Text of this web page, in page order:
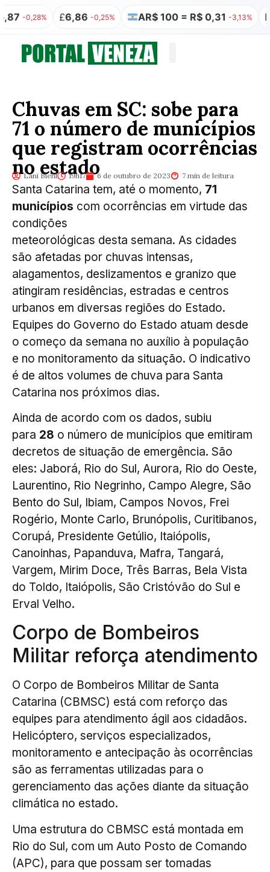
£6,86 -0,25% AR$ 100 = R$ 0,31 -3,13% ₿R$
Chuvas em SC: sobe para
71 o número de municípios
que registram ocorrências
no estado
Lani Biehl 19h17 6 de outubro de 2023 7 min de leitura
Santa Catarina tem, até o momento, 71
municípios com ocorrências em virtude das
condições
meteorológicas desta semana. As cidades
são afetadas por chuvas intensas,
alagamentos, deslizamentos e granizo que
atingiram residências, estradas e centros
urbanos em diversas regiões do Estado.
Equipes do Governo do Estado atuam desde
o começo da semana no auxílio à população
e no monitoramento da situação. O indicativo
é de altos volumes de chuva para Santa
Catarina nos próximos dias.
Ainda de acordo com os dados, subiu
para 28 o número de municípios que emitiram
decretos de situação de emergência. São
eles: Jaborá, Rio do Sul, Aurora, Rio do Oeste,
Laurentino, Rio Negrinho, Campo Alegre, São
Bento do Sul, Ibiam, Campos Novos, Frei
Rogério, Monte Carlo, Brunópolis, Curitibanos,
Corupá, Presidente Getúlio, Itaiópolis,
Canoinhas, Papanduva, Mafra, Tangará,
Vargem, Mirim Doce, Três Barras, Bela Vista
do Toldo, Itaiópolis, São Cristóvão do Sul e
Erval Velho.
Corpo de Bombeiros
Militar reforça atendimento
O Corpo de Bombeiros Militar de Santa
Catarina (CBMSC) está com reforço das
equipes para atendimento ágil aos cidadãos.
Helicóptero, serviços especializados,
monitoramento e antecipação às ocorrências
são as ferramentas utilizadas para o
gerenciamento das ações diante da situação
climática no estado.
Uma estrutura do CBMSC está montada em
Rio do Sul, com um Auto Posto de Comando
(APC), para que possam ser tomadas